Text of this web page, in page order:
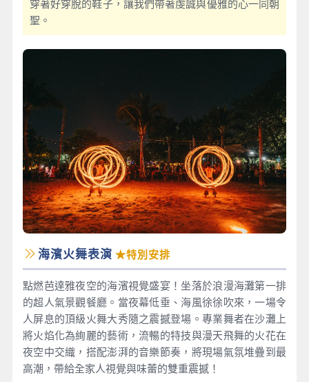
穿著好穿脫的鞋子，讓我們帶著虔誠與優雅的心一同朝
聖。
海濱火舞表演 ★特別安排
點燃芭達雅夜空的海濱視覺盛宴！坐落於浪漫海灘第一排
的超人氣景觀餐廳。當夜幕低垂、海風徐徐吹來，一場令
人屏息的頂級火舞大秀隨之震撼登場。專業舞者在沙灘上
將火焰化為絢麗的藝術，流暢的特技與漫天飛舞的火花在
夜空中交織，搭配澎湃的音樂節奏，將現場氣氛堆疊到最
高潮，帶給全家人視覺與味蕾的雙重震撼！